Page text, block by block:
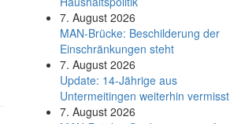
7. August 2026
MAN-Brücke: Beschilderung der
Einschränkungen steht
7. August 2026
Update: 14-Jährige aus
Untermeitingen weiterhin vermisst
7. August 2026